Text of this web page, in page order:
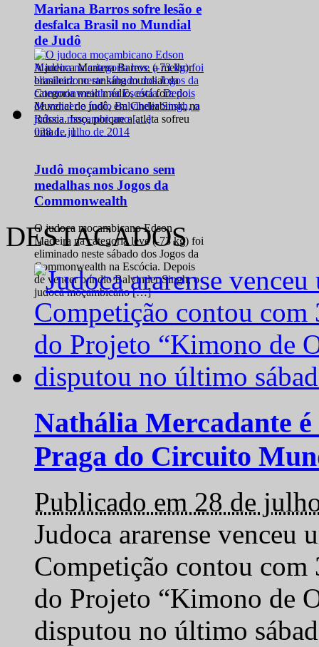
Mariana Barros sofre lesão e
desfalca Brasil no Mundial
de Judô
A judoca Mariana Barros, a melhor
brasileira no ranking mundial da
categoria meio médio, está fora do
Mundial de judô, em Cheliabinsk, na
Rússia. Isso, porque a atleta sofreu
uma […]
028 de julho de 2014
Judô moçambicano sem
medalhas nos Jogos da
Commonwealth
O judoca moçambicano Edson
Madeira na categoria leve (-73 kg) foi
eliminado neste sábado dos Jogos da
Commonwealth na Escócia. Depois
de vencer o índio Balvinder Singh, o
judoca moçambicano […]
DESTACADOS
Nathália Mercadante
Praga do Circuito
Publicado em 28 de
Judoca ararense venceu
Competição contou com
do Projeto “Kimono de
disputou no último